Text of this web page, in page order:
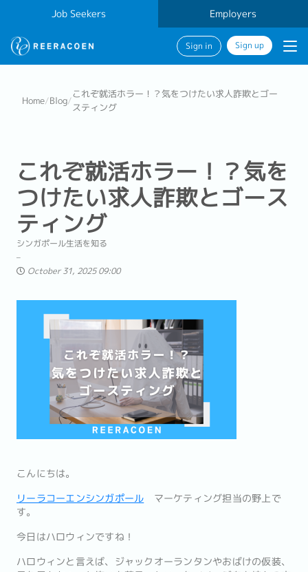
Job Seekers Employers
Sign in Sign up
Home/Blog/
これぞ就活ホラー！？気をつけたい求人詐欺とゴー
スティング
これぞ就活ホラー！？気を
つけたい求人詐欺とゴース
ティング
シンガポール生活を知る
October 31, 2025 09:00
こんにちは。
リーラコーエンシンガポール マーケティング担当の野上で
す。
今日はハロウィンですね！
ハロウィンと言えば、ジャックオーランタンやおばけの仮装、